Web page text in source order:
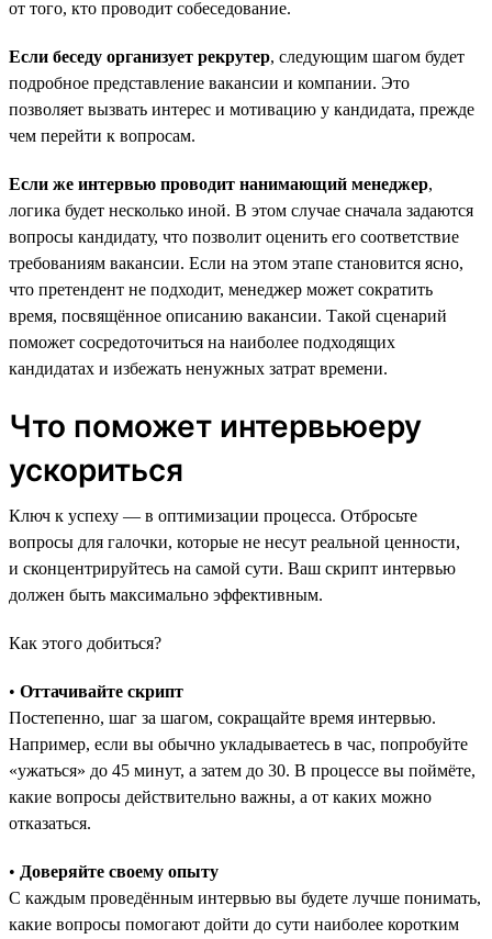
от того, кто проводит собеседование.
Если беседу организует рекрутер, следующим шагом будет
подробное представление вакансии и компании. Это
позволяет вызвать интерес и мотивацию у кандидата, прежде
чем перейти к вопросам.
Если же интервью проводит нанимающий менеджер,
логика будет несколько иной. В этом случае сначала задаются
вопросы кандидату, что позволит оценить его соответствие
требованиям вакансии. Если на этом этапе становится ясно,
что претендент не подходит, менеджер может сократить
время, посвящённое описанию вакансии. Такой сценарий
поможет сосредоточиться на наиболее подходящих
кандидатах и избежать ненужных затрат времени.
Что поможет интервьюеру
ускориться
Ключ к успеху — в оптимизации процесса. Отбросьте
вопросы для галочки, которые не несут реальной ценности,
и сконцентрируйтесь на самой сути. Ваш скрипт интервью
должен быть максимально эффективным.
Как этого добиться?
• Оттачивайте скрипт
Постепенно, шаг за шагом, сокращайте время интервью.
Например, если вы обычно укладываетесь в час, попробуйте
«ужаться» до 45 минут, а затем до 30. В процессе вы поймёте,
какие вопросы действительно важны, а от каких можно
отказаться.
• Доверяйте своему опыту
С каждым проведённым интервью вы будете лучше понимать,
какие вопросы помогают дойти до сути наиболее коротким